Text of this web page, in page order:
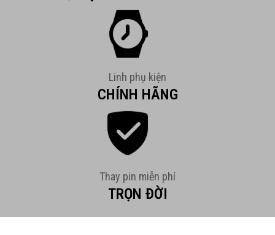
Linh phụ kiện
CHÍNH HÃNG
Thay pin miễn phí
TRỌN ĐỜI